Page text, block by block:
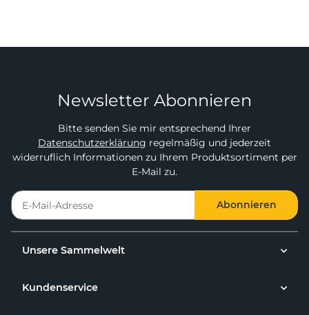
Newsletter Abonnieren
Bitte senden Sie mir entsprechend Ihrer
Datenschutzerklärung regelmäßig und jederzeit
widerruflich Informationen zu Ihrem Produktsortiment per
E-Mail zu.
Abonnieren
Unsere Sammelwelt
Kundenservice